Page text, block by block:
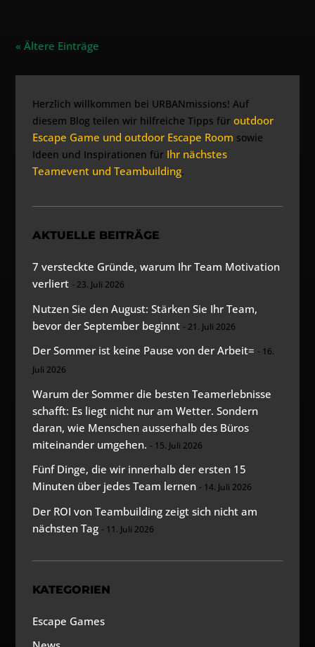
« Ältere Einträge
Herzlich willkommen bei URBANmissions! Auf
diesem Blog teilen wir hilfreiche Tipps füroutdoor
Escape Game und outdoor Escape Room sowie
Ideen und Inspirationen für Ihr nächstes
Teamevent und Teambuilding.
AKTUELLE BEITRÄGE
7 versteckte Gründe, warum Ihr Team Motivation
verliert
23. Juli 2026
Nutzen Sie den August: Stärken Sie Ihr Team,
bevor der September beginnt
21. Juli 2026
Der Sommer ist keine Pause von der Arbeit=
16.
Juli 2026
Warum der Sommer die besten Teamerlebnisse
schafft: Es liegt nicht nur am Wetter. Sondern
daran, wie Menschen ausserhalb des Büros
miteinander umgehen.
15. Juli 2026
Fünf Dinge, die wir innerhalb der ersten 15
Minuten über jedes Team lernen
14. Juli 2026
Der ROI von Teambuilding zeigt sich nicht am
nächsten Tag
11. Juli 2026
KATEGORIEN
Escape Games